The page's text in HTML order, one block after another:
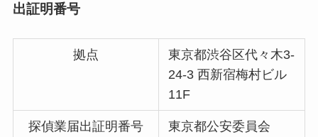
出証明番号
拠点
東京都渋谷区代々木3-
24-3 西新宿梅村ビル
11F
探偵業届出証明番号
東京都公安委員会